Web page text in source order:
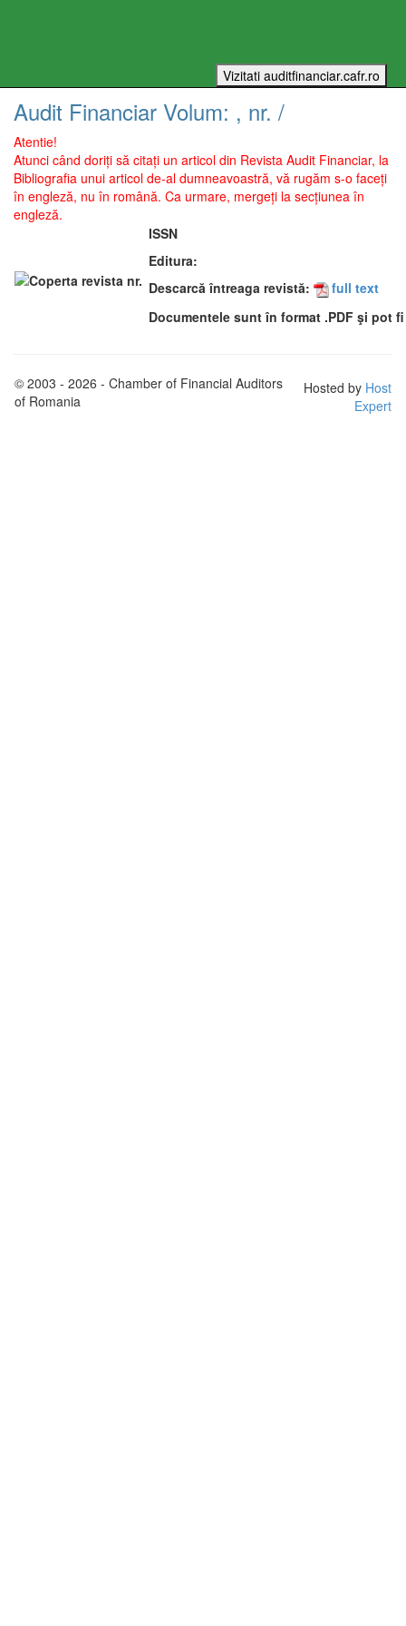
Audit Financiar Volum: , nr. /
Atentie!
Atunci când doriți să citați un articol din Revista Audit Financiar, la
Bibliografia unui articol de-al dumneavoastră, vă rugăm s-o faceți
în engleză, nu în română. Ca urmare, mergeți la secțiunea în
engleză.
ISSN
Editura:
Descarcă întreaga revistă:
full text
Documentele sunt în format .PDF şi pot
© 2003 - 2026 - Chamber of Financial Auditors
of Romania
Hosted by Host
Expert